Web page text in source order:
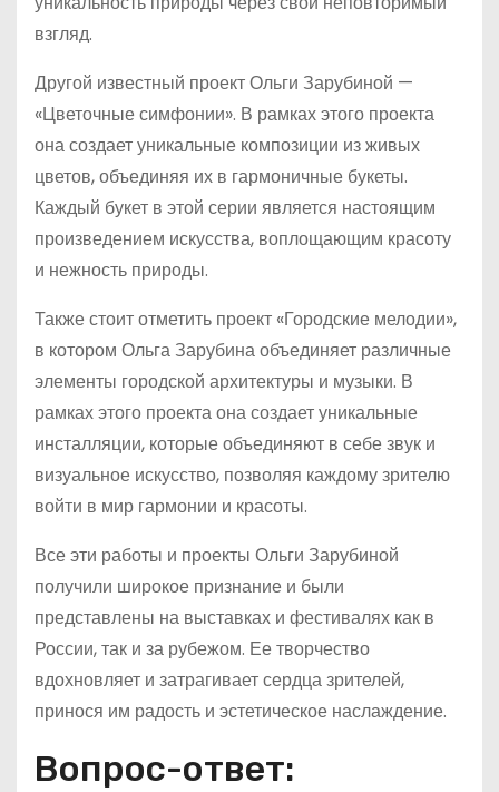
взгляд.
Другой известный проект Ольги Зарубиной —
«Цветочные симфонии». В рамках этого проекта
она создает уникальные композиции из живых
цветов, объединяя их в гармоничные букеты.
Каждый букет в этой серии является настоящим
произведением искусства, воплощающим красоту
и нежность природы.
Также стоит отметить проект «Городские мелодии»,
в котором Ольга Зарубина объединяет различные
элементы городской архитектуры и музыки. В
рамках этого проекта она создает уникальные
инсталляции, которые объединяют в себе звук и
визуальное искусство, позволяя каждому зрителю
войти в мир гармонии и красоты.
Все эти работы и проекты Ольги Зарубиной
получили широкое признание и были
представлены на выставках и фестивалях как в
России, так и за рубежом. Ее творчество
вдохновляет и затрагивает сердца зрителей,
принося им радость и эстетическое наслаждение.
Вопрос-ответ: